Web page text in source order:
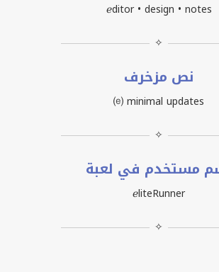
ℯditor • design • notes
✧
نص مزخرف
⒠ minimal updates
✧
مستخدم في لعبة
ℯliteRunner
✧